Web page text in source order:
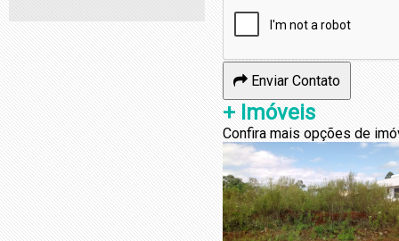
Enviar Contato
+ Imóveis
Confira mais opções de